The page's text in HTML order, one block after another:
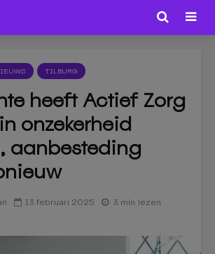
TILBURG
heeft Actief Zorg
onzekerheid
aanbesteding
13 februari 2025 3 min. lezen